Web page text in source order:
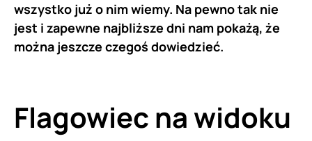
wszystko już o nim wiemy. Na pewno tak nie
jest i zapewne najbliższe dni nam pokażą, że
można jeszcze czegoś dowiedzieć.
Flagowiec na widoku